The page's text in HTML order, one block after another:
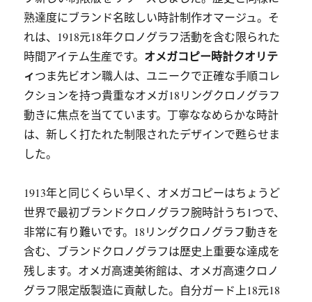
熟達度にブランド名眩しい時計制作オマージュ。そ
れは、1918元18年クロノグラフ活動を含む限られた
時間アイテム生産です。 オメガコピー時計クオリテ
ィつま先ビオン職人は、ユニークで正確な手順コレ
クションを持つ貴重なオメガ18リングクロノグラフ
動きに焦点を当てています。丁寧ななめらかな時計
は、新しく打たれた制限されたデザインで甦らせま
した。
1913年と同じくらい早く、オメガコピーはちょうど
世界で最初ブランドクロノグラフ腕時計うち1つで、
非常に有り難いです。18リングクロノグラフ動きを
含む、ブランドクロノグラフは歴史上重要な達成を
残します。オメガ高速美術館は、オメガ高速クロノ
グラフ限定版製造に貢献した。自分ガード上18元18